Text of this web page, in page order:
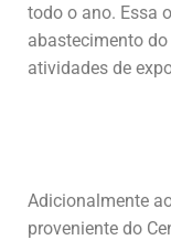
todo o ano. Essa
abastecimento
atividades de
Adicionalmente
proveniente do